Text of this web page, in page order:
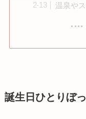
温泉や
誕生日ひとりぼ